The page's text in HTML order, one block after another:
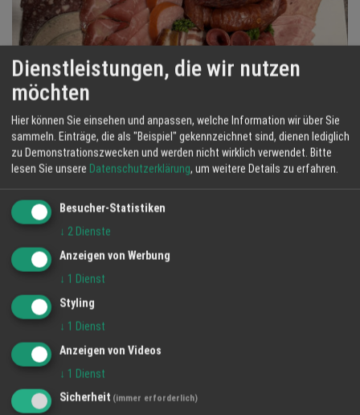
Dienstleistungen, die wir nutzen
möchten
Hier können Sie einsehen und anpassen, welche Information wir über Sie
sammeln. Einträge, die als "Beispiel" gekennzeichnet sind, dienen lediglich
zu Demonstrationszwecken und werden nicht wirklich verwendet. Bitte
lesen Sie unsere Datenschutzerklärung, um weitere Details zu erfahren.
Besucher-Statistiken
↓ 2 Dienste
Anzeigen von Werbung
↓ 1 Dienst
Styling
↓ 1 Dienst
Anzeigen von Videos
↓ 1 Dienst
Sicherheit (immer erforderlich)